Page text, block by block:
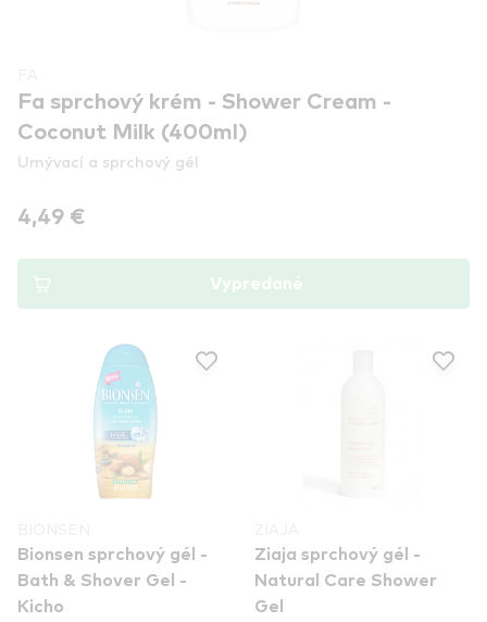
Fa sprchový krém - Shower Cream -
Coconut Milk (400ml)
Umývací a sprchový gél
4,49 €
Vypredané
Bionsen sprchový gél -
Bath & Shover Gel -
Kicho
Ziaja sprchový gél -
Natural Care Shower
Gel